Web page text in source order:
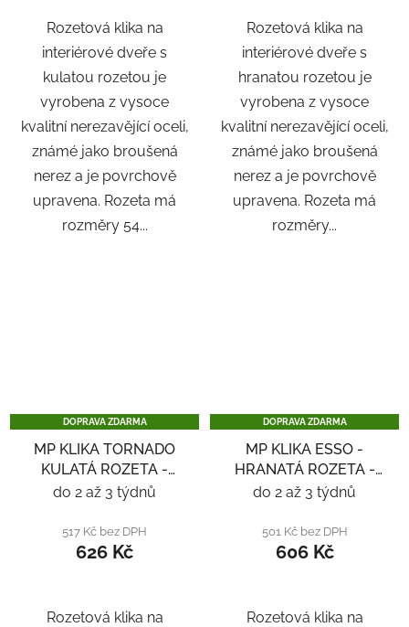
Rozetová klika na
interiérové ​​dveře s
kulatou rozetou je
vyrobena z vysoce
kvalitní nerezavějící oceli,
známé jako broušená
nerez a je povrchově
upravena. Rozeta má
rozměry 54...
Rozetová klika na
interiérové ​​dveře s
hranatou rozetou je
vyrobena z vysoce
kvalitní nerezavějící oceli,
známé jako broušená
nerez a je povrchově
upravena. Rozeta má
rozměry...
DOPRAVA ZDARMA
MP KLIKA TORNADO
KULATÁ ROZETA -
NEREZ
do 2 až 3 týdnů
517 Kč bez DPH
626 Kč
Rozetová klika na
DOPRAVA ZDARMA
MP KLIKA ESSO -
HRANATÁ ROZETA -
NEREZ
do 2 až 3 týdnů
501 Kč bez DPH
606 Kč
Rozetová klika na